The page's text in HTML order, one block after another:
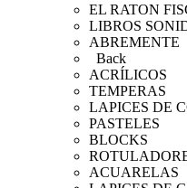
EL RATON
LIBROS
ABREMENTE
Back
ACRÍLICOS
TEMPERAS
LAPICES DE
PASTELES
BLOCKS
ACUARELAS